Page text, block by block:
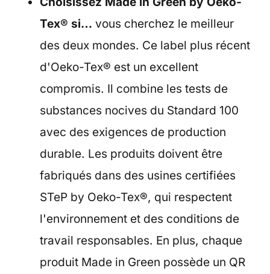
Tex® si… vous cherchez le meilleur
des deux mondes. Ce label plus récent
d'Oeko-Tex® est un excellent
compromis. Il combine les tests de
substances nocives du Standard 100
avec des exigences de production
durable. Les produits doivent être
fabriqués dans des usines certifiées
STeP by Oeko-Tex®, qui respectent
l'environnement et des conditions de
travail responsables. En plus, chaque
produit Made in Green possède un QR